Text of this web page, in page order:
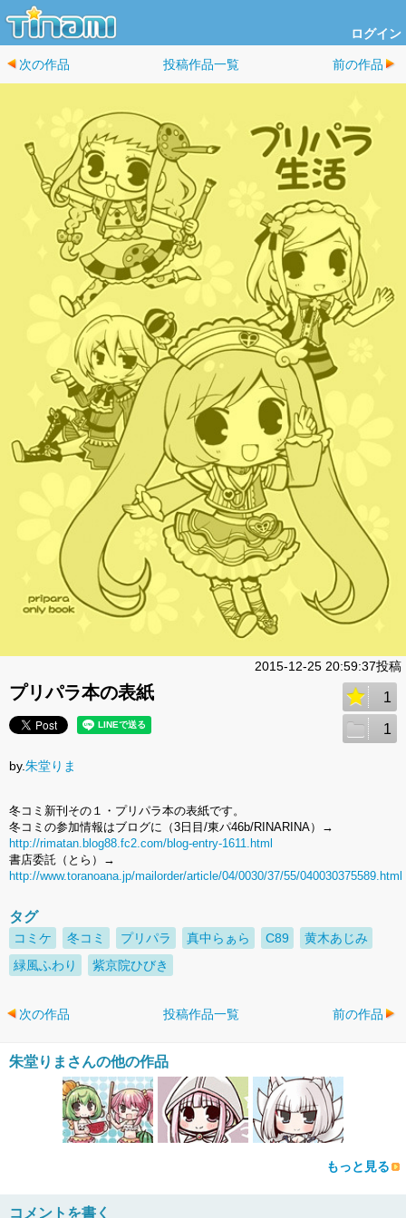
ログイン
次の作品 投稿作品一覧 前の作品
2015-12-25 20:59:37投稿
プリパラ本の表紙 1
1
by.朱堂りま
冬コミ新刊その１・プリパラ本の表紙です。
冬コミの参加情報はブログに（3日目/東パ46b/RINARINA）→
http://rimatan.blog88.fc2.com/blog-entry-1611.html
書店委託（とら）→
http://www.toranoana.jp/mailorder/article/04/0030/37/55/040030375589.html
タグ
コミケ 冬コミ プリパラ 真中らぁら C89
黄木あじみ
緑風ふわり
紫京院ひびき
次の作品 投稿作品一覧 前の作品
朱堂りまさんの他の作品
もっと見る
コメントを書く